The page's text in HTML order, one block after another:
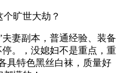
旷世大劫？
夫妻副本，普通经验、装备
。，没媳妇不是重点，重
具特色黑丝白袜，质量好